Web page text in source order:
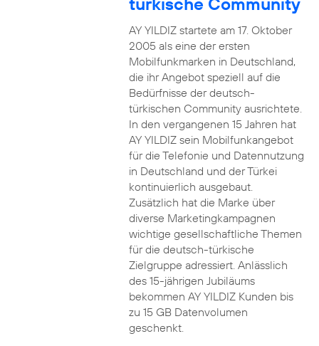
AY YILDIZ startete am 17. Oktober
2005 als eine der ersten
Mobilfunkmarken in Deutschland,
die ihr Angebot speziell auf die
Bedürfnisse der deutsch-
türkischen Community ausrichtete.
In den vergangenen 15 Jahren hat
AY YILDIZ sein Mobilfunkangebot
für die Telefonie und Datennutzung
in Deutschland und der Türkei
kontinuierlich ausgebaut.
Zusätzlich hat die Marke über
diverse Marketingkampagnen
wichtige gesellschaftliche Themen
für die deutsch-türkische
Zielgruppe adressiert. Anlässlich
des 15-jährigen Jubiläums
bekommen AY YILDIZ Kunden bis
zu 15 GB Datenvolumen
geschenkt.